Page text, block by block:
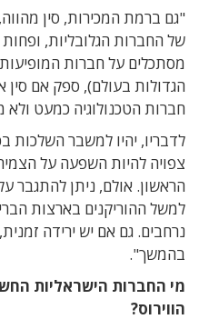
של החברות הגלובליות,
חברות הטכנולוגיה כמעט ולא
לדבריו, יהיו למשבר
צפויה להיות השפעה על
הראשון. אולם, ניתן להתגבר
למשל ההוריקנים בארצות
נרחבים. גם אם יש ירידה
בהמשך".
מי החברות הישראליות
הווירוס?